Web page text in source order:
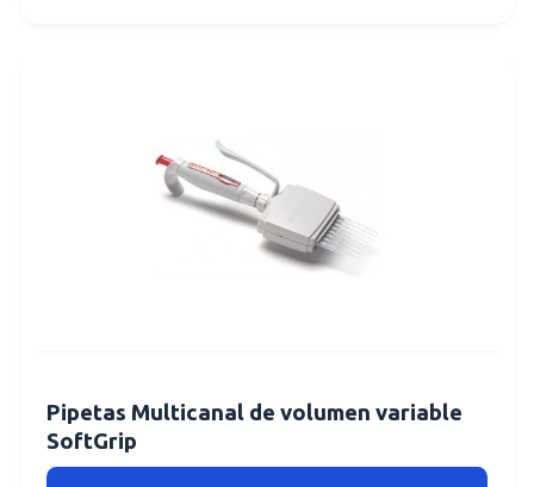
Pipetas Multicanal de volumen variable
SoftGrip